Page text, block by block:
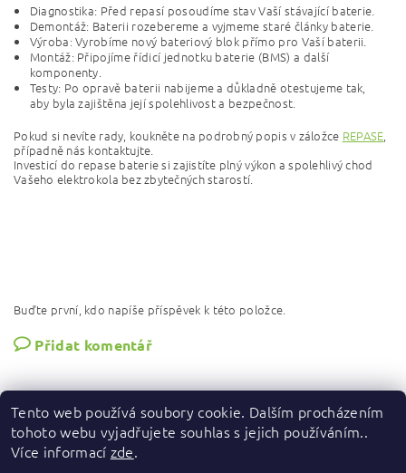
Diagnostika: Před repasí posoudíme stav Vaší stávající baterie.
Demontáž: Baterii rozebereme a vyjmeme staré články baterie.
Výroba: Vyrobíme nový bateriový blok přímo pro Vaší baterii.
Montáž: Připojíme řídicí jednotku baterie (BMS) a další
komponenty.
Testy: Po opravě baterii nabijeme a důkladně otestujeme tak,
aby byla zajištěna její spolehlivost a bezpečnost.
Pokud si nevíte rady, koukněte na podrobný popis v záložce REPASE
případně nás kontaktujte.
Investicí do repase baterie si zajistíte plný výkon a spolehlivý chod
Vašeho elektrokola bez zbytečných starostí.
Buďte první, kdo napíše příspěvek k této položce.
Přidat komentář
Tento web používá soubory cookie. Dalším procházením
tohoto webu vyjadřujete souhlas s jejich používáním..
Více informací zde.